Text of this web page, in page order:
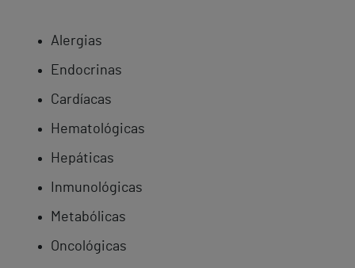
Alergias
Endocrinas
Cardíacas
Hematológicas
Hepáticas
Inmunológicas
Metabólicas
Oncológicas